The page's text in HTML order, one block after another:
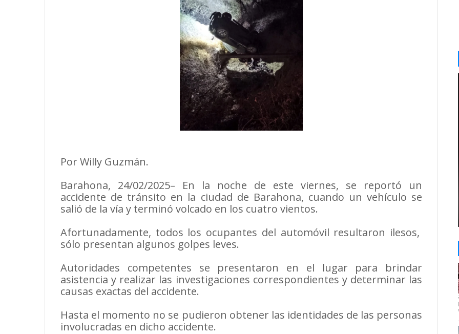
Por Willy Guzmán.
Barahona, 24/02/2025– En la noche de este viernes, se reportó un
accidente de tránsito en la ciudad de Barahona, cuando un vehículo se
salió de la vía y terminó volcado en los cuatro vientos.
Afortunadamente, todos los ocupantes del automóvil resultaron ilesos,
sólo presentan algunos golpes leves.
Autoridades competentes se presentaron en el lugar para brindar
asistencia y realizar las investigaciones correspondientes y determinar las
causas exactas del accidente.
Hasta el momento no se pudieron obtener las identidades de las personas
involucradas en dicho accidente.